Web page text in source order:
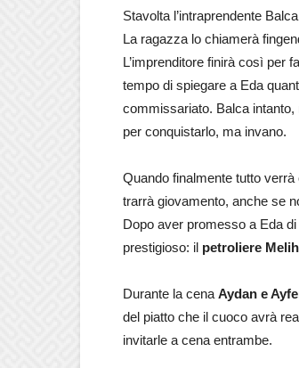
Stavolta l’intraprendente
La ragazza lo chiamerà
L’imprenditore finirà così per
tempo di spiegare a Eda
commissariato. Balca
per conquistarlo, ma invano.
Quando finalmente tutto verrà
trarrà giovamento, anche se
Dopo aver promesso a Eda
prestigioso: il petroliere Melih
Durante la cena Aydan e
del piatto che il cuoco avrà
invitarle a cena entrambe.